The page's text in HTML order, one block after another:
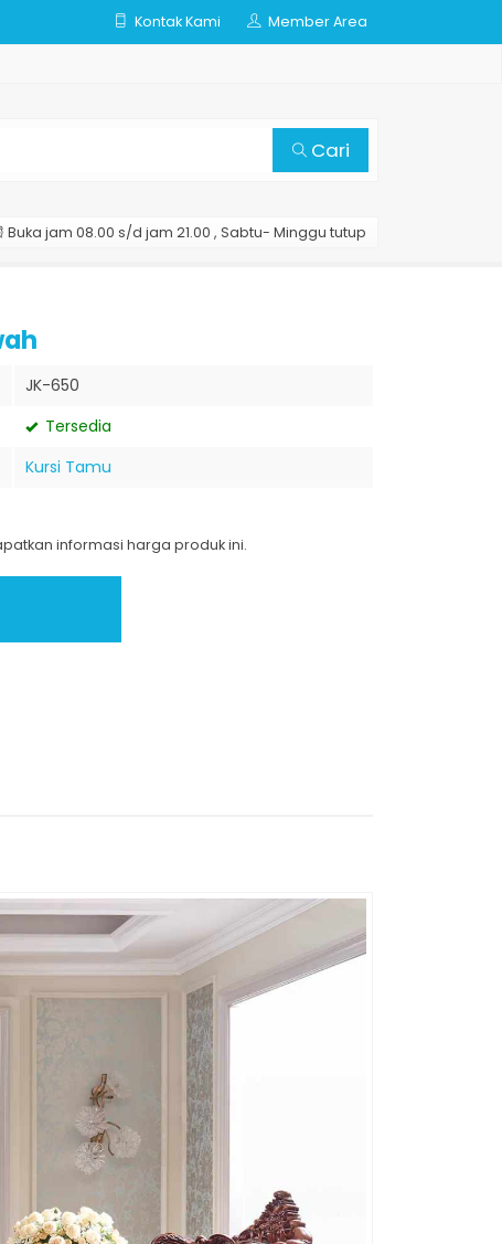
Kontak Kami Member Area
Cari
Buka jam 08.00 s/d jam 21.00 , Sabtu- Minggu tutup
JK-650
Tersedia
Kursi Tamu
informasi harga produk ini.